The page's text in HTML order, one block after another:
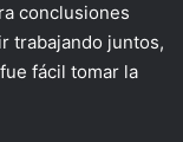
conclusiones
trabajando juntos,
fácil tomar la